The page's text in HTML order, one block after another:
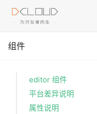
组件
editor 组件
平台差异说明
属性说明